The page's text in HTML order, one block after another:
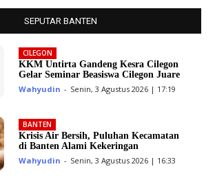
SEPUTAR BANTEN
CILEGON
KKM Untirta Gandeng Kesra Cilegon
Gelar Seminar Beasiswa Cilegon Juare
Wahyudin - Senin, 3 Agustus 2026 | 17:19
BANTEN
Krisis Air Bersih, Puluhan Kecamatan
di Banten Alami Kekeringan
Wahyudin - Senin, 3 Agustus 2026 | 16:33